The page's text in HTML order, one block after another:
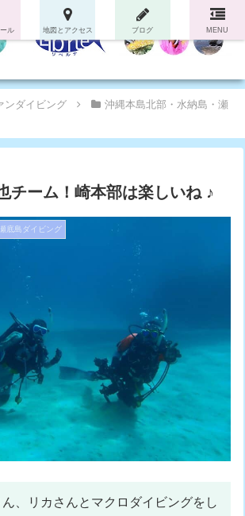
ンダイビング
沖縄本島北部・水納島・瀬
チーム！崎本部は楽しいね ♪
底島ダイビング
、リカさんとマクロダイビングをし
ル 地図とアクセス ブログ MENU